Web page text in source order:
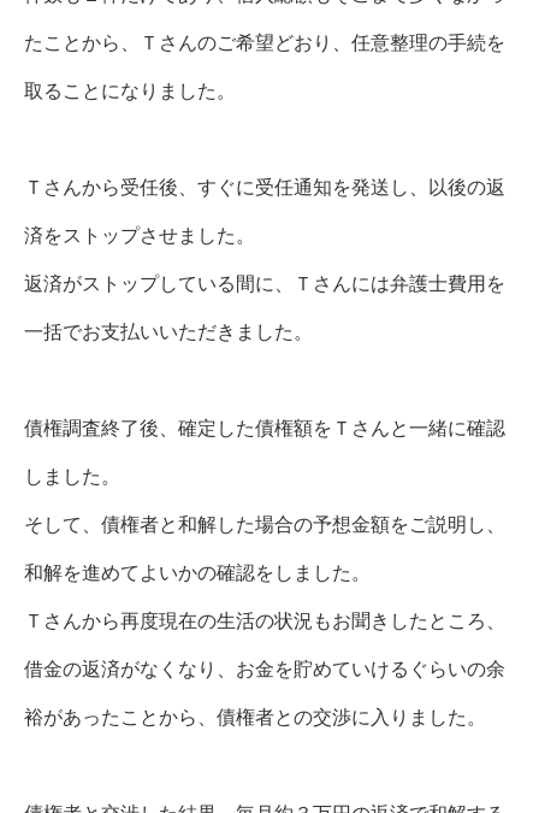
たことから、Ｔさんのご希望どおり、任意整理の手続を
取ることになりました。
Ｔさんから受任後、すぐに受任通知を発送し、以後の返
済をストップさせました。
返済がストップしている間に、Ｔさんには弁護士費用を
一括でお支払いいただきました。
債権調査終了後、確定した債権額をＴさんと一緒に確認
しました。
そして、債権者と和解した場合の予想金額をご説明し、
和解を進めてよいかの確認をしました。
Ｔさんから再度現在の生活の状況もお聞きしたところ、
借金の返済がなくなり、お金を貯めていけるぐらいの余
裕があったことから、債権者との交渉に入りました。